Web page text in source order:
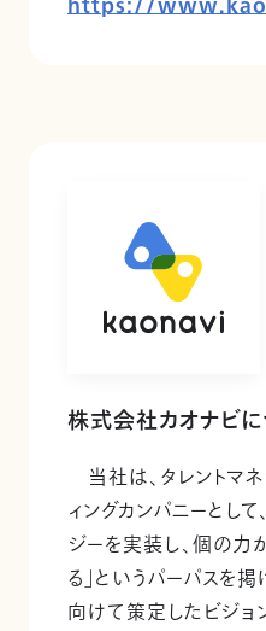
https://
株式会社カオナビ
当社は、タレントマ
ィングカンパニーとして
ジーを実装し、個の
る」というパーパスを
向けて策定したビジョ